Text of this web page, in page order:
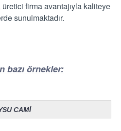
üretici firma avantajıyla kaliteye
sunulmaktadır.
bazı örnekler:
CAMİ